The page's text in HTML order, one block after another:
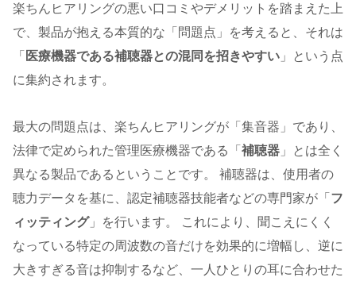
楽ちんヒアリングの悪い口コミやデメリットを踏まえた上
で、製品が抱える本質的な「問題点」を考えると、それは
「 医療機器である補聴器との混同を招きやすい 」という点
に集約されます。
最大の問題点は、楽ちんヒアリングが「集音器」であり、
法律で定められた管理医療機器である「 補聴器 」とは全く
異なる製品であるということです。 補聴器は、使用者の
聴力データを基に、認定補聴器技能者などの専門家が「 フ
ィッティング」を行います。 これにより、聞こえにくく
なっている特定の周波数の音だけを効果的に増幅し、逆に
大きすぎる音は抑制するなど、一人ひとりの耳に合わせた